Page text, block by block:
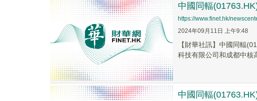
中國同輻
https://www.finet.hk/
2024年09月11日 上午9:48
【財華社訊】中國同輻
科技有限公司和成都中核
中國同輻